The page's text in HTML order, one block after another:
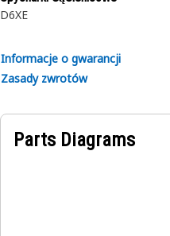
D6XE
Informacje o gwarancji
Zasady zwrotów
Parts Diagrams